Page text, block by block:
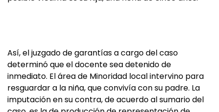
Así, el juzgado de garantías a cargo del caso
determinó que el docente sea detenido de
inmediato. El área de Minoridad local intervino para
resguardar a la niña, que convivía con su padre. La
imputación en su contra, de acuerdo al sumario del